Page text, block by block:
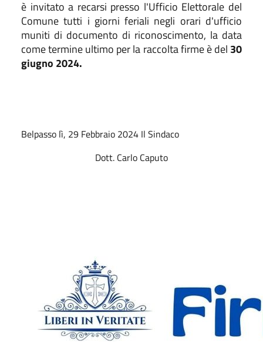
è invitato a recarsi presso l'Ufficio Elettorale del
Comune tutti i giorni feriali negli orari d'ufficio
muniti di documento di riconoscimento, la data
come termine ultimo per la raccolta firme è del 30
giugno 2024.
Belpasso lì, 29 Febbraio 2024 Il Sindaco
Dott. Carlo Caputo